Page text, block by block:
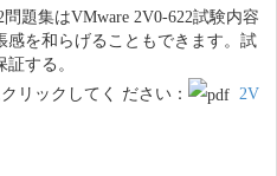
題集はVMware 2V0-622試験内容
感を和らげることもできます。試
する。
リックしてく ださい：
2V